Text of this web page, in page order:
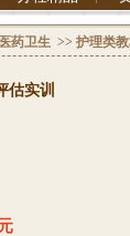
估实训
医药卫生 >> 护理类